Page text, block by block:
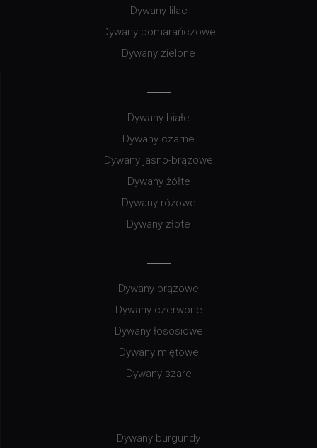
Dywany lilac
Dywany pomarańczowe
Dywany zielone
Dywany białe
Dywany czarne
Dywany jasno-brązowe
Dywany żółte
Dywany różowe
Dywany złote
Dywany brązowe
Dywany czerwone
Dywany łososiowe
Dywany miętowe
Dywany szare
Dywany burgundy